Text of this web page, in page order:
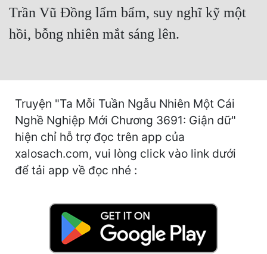
Góc Nhìn Nam
Góc Nhìn Nữ
Huyền Huyễn
Huyền Nghi
Trần Vũ Đồng lẩm bẩm, suy nghĩ kỹ một
hồi, bỗng nhiên mắt sáng lên.
Truyện "Ta Mỗi Tuần Ngẫu Nhiên Một Cái
Nghề Nghiệp Mới Chương 3691: Giận dữ"
hiện chỉ hỗ trợ đọc trên app của
xalosach.com, vui lòng click vào link dưới
để tải app về đọc nhé :